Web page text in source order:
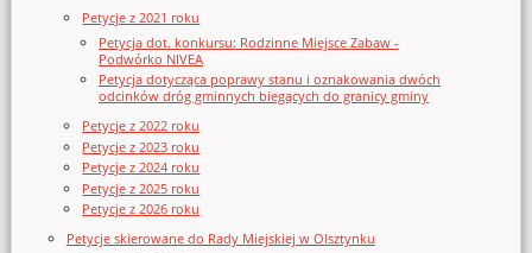
Petycje z 2021 roku
Petycja dot. konkursu: Rodzinne Miejsce Zabaw -
Podwórko NIVEA
Petycja dotycząca poprawy stanu i oznakowania dwóch
odcinków dróg gminnych biegących do granicy gminy
Petycje z 2022 roku
Petycje z 2023 roku
Petycje z 2024 roku
Petycje z 2025 roku
Petycje z 2026 roku
Petycje skierowane do Rady Miejskiej w Olsztynku